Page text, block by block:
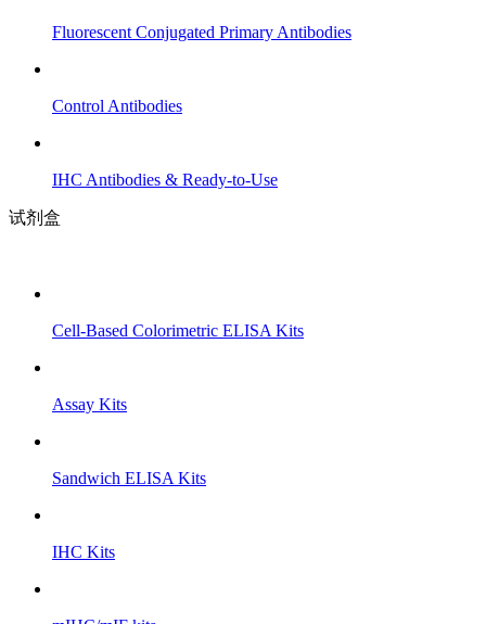
Fluorescent Conjugated Primary Antibodies
Control Antibodies
IHC Antibodies & Ready-to-Use
试剂盒
Cell-Based Colorimetric ELISA Kits
Assay Kits
Sandwich ELISA Kits
IHC Kits